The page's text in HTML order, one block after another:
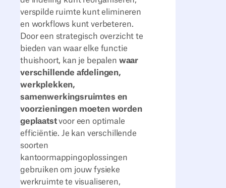
verspilde ruimte kunt elimineren
en workflows kunt verbeteren.
Door een strategisch overzicht te
bieden van waar elke functie
thuishoort, kan je bepalen waar
verschillende afdelingen,
werkplekken,
samenwerkingsruimtes en
voorzieningen moeten worden
geplaatstvoor een optimale
efficiëntie. Je kan verschillende
soorten
kantoormappingoplossingen
gebruiken om jouw fysieke
werkruimte te visualiseren,